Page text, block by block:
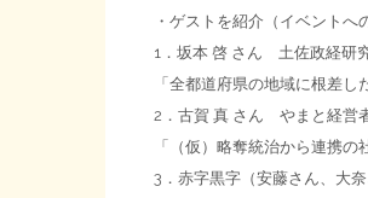
・ゲストを紹介（イベントへ
1．坂本 啓 さん 土佐政経研
「全都道府県の地域に根差し
2．古賀 真 さん やまと経営
「（仮）略奪統治から連携の
3．赤字黒字（安藤さん、大奈